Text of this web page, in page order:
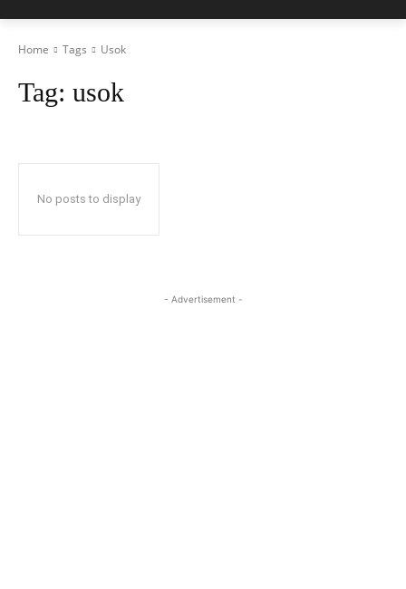
Home Tags Usok
Tag: usok
No posts to display
- Advertisement -